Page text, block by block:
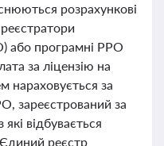
розрахункові
реєстратори
або програмні РРО
за ліцензію на
нараховується за
зареєстрований за
відбувається
реєстр